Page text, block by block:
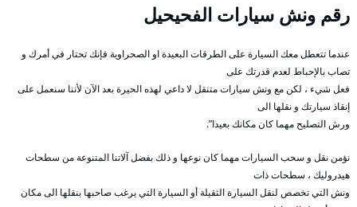
رقم ونش سيارات الفحيحيل
عندما تتعطل معك السيارة على الطرقات البعيدة او الصحراوية فإنك تحتار في أمرك و
تصاب بالإحباط لعدم قدرتك على
فعل شيء ، لكن مع ونش سيارات متنقل لا داعي لهذه الحيرة بعد الآن لأننا سنعمل على
إنقاذ سيارتك و نقلها الى
ورش التصليح مهما كان مكانك بعيدا”.
نؤمن نقل و سحب السيارات مهما كان نوعها و ذلك بفضل آلاتنا المتنوعة من سطحات
هيدروليك ، سطحات ذات
ونش التي تخصص لنقل السيارة الثقيلة أو السيارة التي يرغب صاحبها بنقلها الى مكان